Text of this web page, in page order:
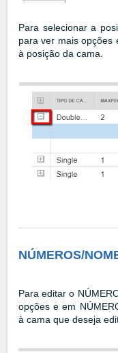
Para selecionar a
para ver mais opções
à posição da cama.
NÚMEROS/
Para editar o
opções e em
à cama que deseja